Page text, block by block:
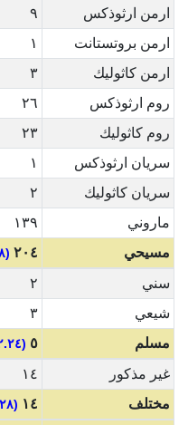
ارمن ارثوذكس
٩
ارمن بروتستانت
١
ارمن كاثوليك
٣
روم ارثوذكس
٢٦
روم كاثوليك
٢٣
سريان ارثوذكس
١
سريان كاثوليك
٢
ماروني
١٣٩
مسيحي
٢٠٤ (٩١.٤٨%)
سني ٢
شيعي
٣
مسلم
٥ (٢.٢٤%)
غير مذكور ١٤
مختلف
١٤ (٦.٢٨%)